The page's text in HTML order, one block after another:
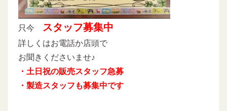
只今 スタッフ募集中
詳しくはお電話か店頭で
お聞きくださいませ♪
・土日祝の販売スタッフ急募
・製造スタッフも募集中です